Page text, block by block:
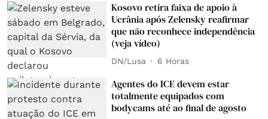
Kosovo retira faixa de apoio à
Ucrânia após Zelensky reafirmar
que não reconhece independência
(veja vídeo)
DN/Lusa 6 Horas
Agentes do ICE devem estar
totalmente equipados com
bodycams até ao final de agosto